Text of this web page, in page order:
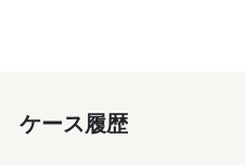
ケース履歴